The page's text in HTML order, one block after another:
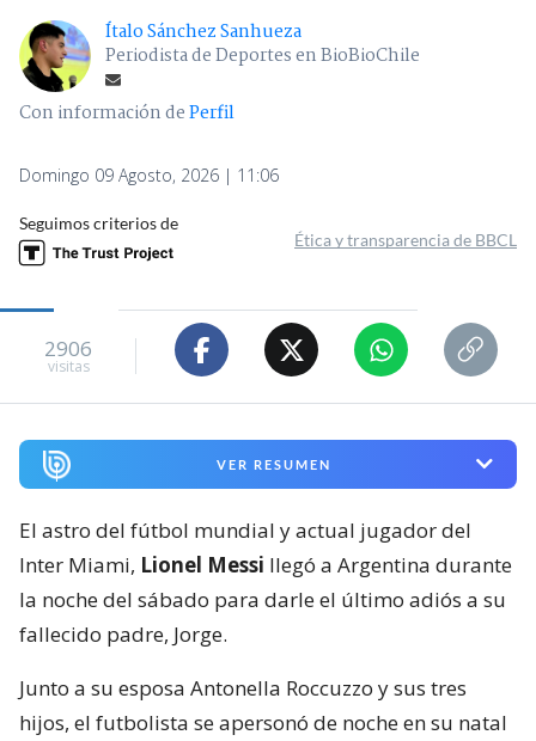
Ítalo Sánchez Sanhueza
Periodista de Deportes en BioBioChile
Con información dePerfil
Domingo 09 Agosto, 2026 | 11:06
Seguimos criterios de
Ética y transparencia de BBCL
2906
visitas
VER RESUMEN
El astro del fútbol mundial y actual jugador del
Inter Miami, Lionel Messi llegó a Argentina durante
la noche del sábado para darle el último adiós a su
fallecido padre, Jorge.
Junto a su esposa Antonella Roccuzzo y sus tres
hijos, el futbolista se apersonó de noche en su natal